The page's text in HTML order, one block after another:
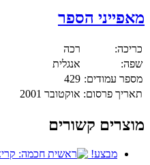
מאפייני הספר
כריכה:
רכה
שפה:
אנגלית
מספר עמודים: 429
תאריך פרסום: אוקטובר 2001
מוצרים קשורים
מבצע!